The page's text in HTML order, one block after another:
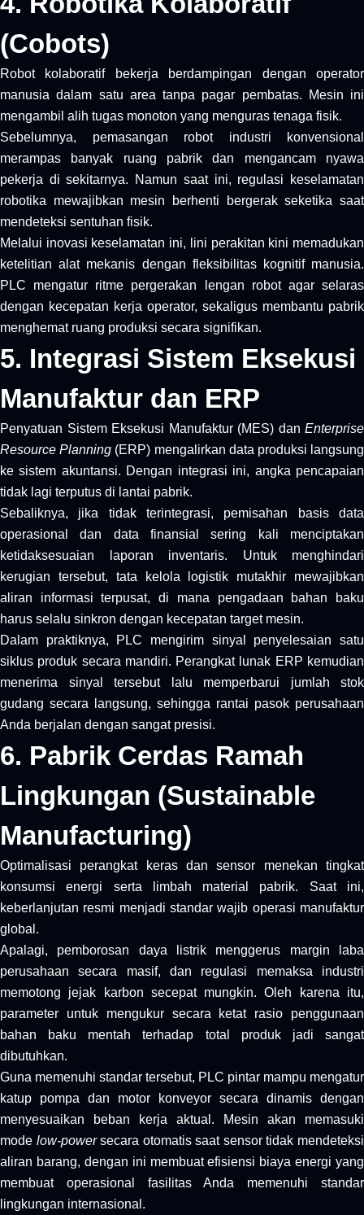
(Cobots)
Robot kolaboratif bekerja berdampingan dengan operator
manusia dalam satu area tanpa pagar pembatas. Mesin ini
mengambil alih tugas monoton yang menguras tenaga fisik.
Sebelumnya, pemasangan robot industri konvensional
merampas banyak ruang pabrik dan mengancam nyawa
pekerja di sekitarnya. Namun saat ini, regulasi keselamatan
robotika mewajibkan mesin berhenti bergerak seketika saat
mendeteksi sentuhan fisik.
Melalui inovasi keselamatan ini, lini perakitan kini memadukan
ketelitian alat mekanis dengan fleksibilitas kognitif manusia.
PLC mengatur ritme pergerakan lengan robot agar selaras
dengan kecepatan kerja operator, sekaligus membantu pabrik
menghemat ruang produksi secara signifikan.
5. Integrasi Sistem Eksekusi
Manufaktur dan ERP
Penyatuan Sistem Eksekusi Manufaktur (MES) dan Enterprise
Resource Planning (ERP) mengalirkan data produksi langsung
ke sistem akuntansi. Dengan integrasi ini, angka pencapaian
tidak lagi terputus di lantai pabrik.
Sebaliknya, jika tidak terintegrasi, pemisahan basis data
operasional dan data finansial sering kali menciptakan
ketidaksesuaian laporan inventaris. Untuk menghindari
kerugian tersebut, tata kelola logistik mutakhir mewajibkan
aliran informasi terpusat, di mana pengadaan bahan baku
harus selalu sinkron dengan kecepatan target mesin.
Dalam praktiknya, PLC mengirim sinyal penyelesaian satu
siklus produk secara mandiri. Perangkat lunak ERP kemudian
menerima sinyal tersebut lalu memperbarui jumlah stok
gudang secara langsung, sehingga rantai pasok perusahaan
Anda berjalan dengan sangat presisi.
6. Pabrik Cerdas Ramah
Lingkungan (Sustainable
Manufacturing)
Optimalisasi perangkat keras dan sensor menekan tingkat
konsumsi energi serta limbah material pabrik. Saat ini,
keberlanjutan resmi menjadi standar wajib operasi manufaktur
global.
Apalagi, pemborosan daya listrik menggerus margin laba
perusahaan secara masif, dan regulasi memaksa industri
memotong jejak karbon secepat mungkin. Oleh karena itu,
parameter untuk mengukur secara ketat rasio penggunaan
bahan baku mentah terhadap total produk jadi sangat
dibutuhkan.
Guna memenuhi standar tersebut, PLC pintar mampu mengatur
katup pompa dan motor konveyor secara dinamis dengan
menyesuaikan beban kerja aktual. Mesin akan memasuki
mode low-powersecara otomatis saat sensor tidak mendeteksi
aliran barang, dengan ini membuat efisiensi biaya energi yang
membuat operasional fasilitas Anda memenuhi standar
lingkungan internasional.